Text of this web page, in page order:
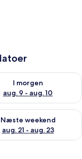
9
I morgen
aug. 9 - aug. 10
for i
14 - aug. 16
Næste weekend
aug. 21 - aug. 23
for næste